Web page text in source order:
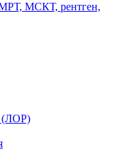
МСКТ, рентген,
(ЛОР)